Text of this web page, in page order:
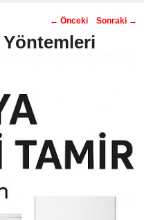
Post
navigation
← Önceki Sonraki →
Yöntemleri